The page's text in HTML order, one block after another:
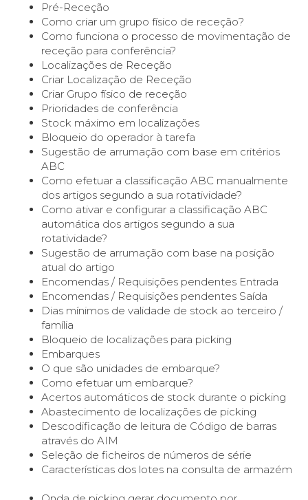
Pré-Receção
Como criar um grupo físico de receção?
Como funciona o processo de movimentação de
receção para conferência?
Localizações de Receção
Criar Localização de Receção
Criar Grupo físico de receção
Prioridades de conferência
Stock máximo em localizações
Bloqueio do operador à tarefa
Sugestão de arrumação com base em critérios
ABC
Como efetuar a classificação ABC manualmente
dos artigos segundo a sua rotatividade?
Como ativar e configurar a classificação ABC
automática dos artigos segundo a sua
rotatividade?
Sugestão de arrumação com base na posição
atual do artigo
Encomendas / Requisições pendentes Entrada
Encomendas / Requisições pendentes Saída
Dias mínimos de validade de stock ao terceiro /
família
Bloqueio de localizações para picking
Embarques
O que são unidades de embarque?
Como efetuar um embarque?
Acertos automáticos de stock durante o picking
Abastecimento de localizações de picking
Descodificação de leitura de Código de barras
através do AIM
Seleção de ficheiros de números de série
Características dos lotes na consulta de armazém